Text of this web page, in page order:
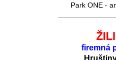
Park ONE -
firemná